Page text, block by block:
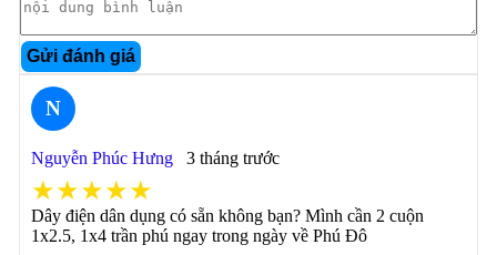
Gửi đánh giá
N
Nguyễn Phúc Hưng 3 tháng trước
★★★★★
Dây điện dân dụng có sẵn không bạn? Mình cần 2 cuộn
1x2.5, 1x4 trần phú ngay trong ngày về Phú Đô